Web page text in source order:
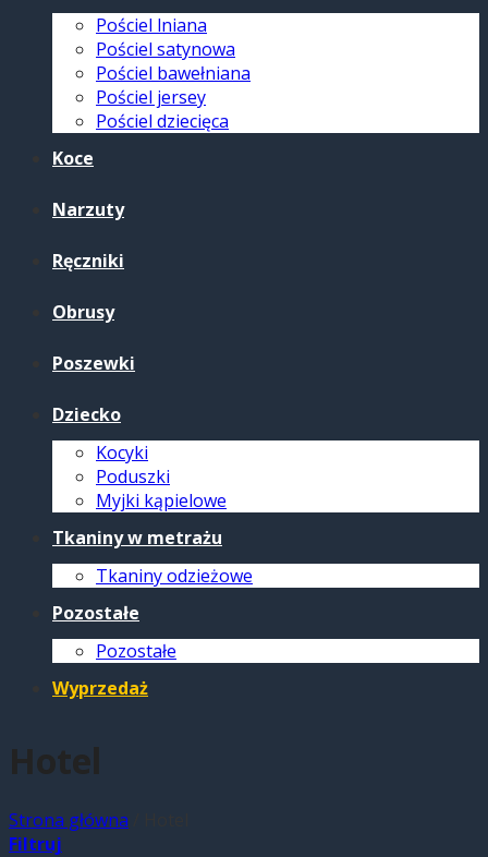
Pościel lniana
Pościel satynowa
Pościel bawełniana
Pościel jersey
Pościel dziecięca
Koce
Narzuty
Ręczniki
Obrusy
Poszewki
Dziecko
Kocyki
Poduszki
Myjki kąpielowe
Tkaniny w metrażu
Tkaniny odzieżowe
Pozostałe
Pozostałe
Wyprzedaż
Hotel
Strona główna
Filtruj